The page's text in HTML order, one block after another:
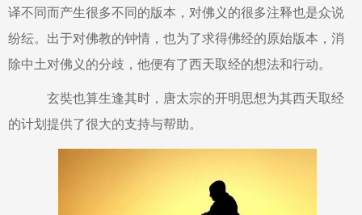
译不同而产生很多不同的版本，对佛义的很多注释也是众说
纷纭。出于对佛教的钟情，也为了求得佛经的原始版本，消
除中土对佛义的分歧，他便有了西天取经的想法和行动。
玄奘也算生逢其时，唐太宗的开明思想为其西天取经
的计划提供了很大的支持与帮助。